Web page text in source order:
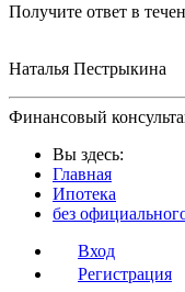
Получите ответ в
Наталья Пестрыкина
Финансовый
Вы здесь:
Главная
Ипотека
без
Вход
Регистрация